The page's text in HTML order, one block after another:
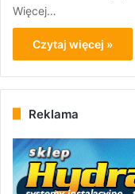
Więcej…
Czytaj więcej »
Reklama